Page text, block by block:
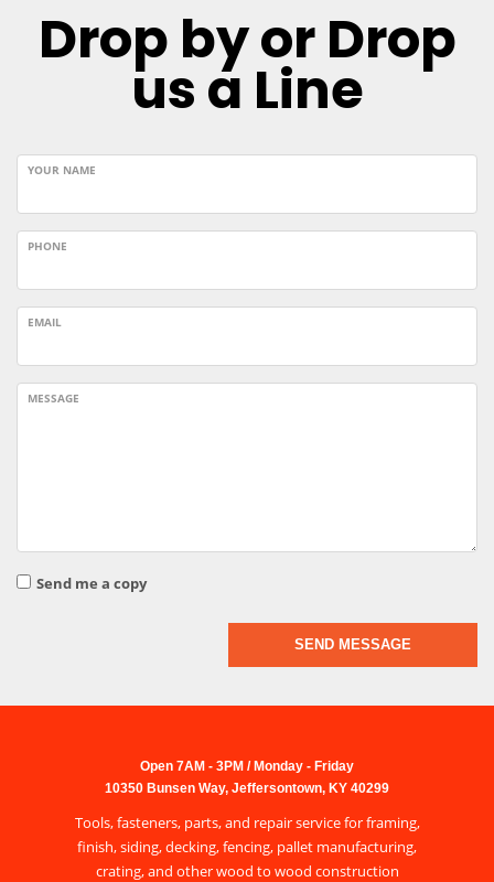
Drop by or Drop
us a Line
YOUR NAME
PHONE
EMAIL
MESSAGE
Send me a copy
SEND MESSAGE
Open 7AM - 3PM / Monday - Friday
10350 Bunsen Way, Jeffersontown, KY 40299
Tools, fasteners, parts, and repair service for framing,
finish, siding, decking, fencing, pallet manufacturing,
crating, and other wood to wood construction